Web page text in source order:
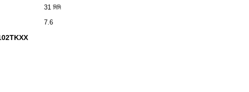
31 মিমি
7.6